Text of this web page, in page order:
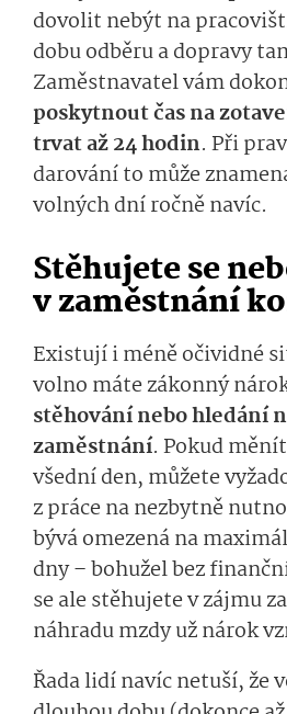
dovolit nebýt na
dobuodběrua dopravy
Zaměstnavatelvám
poskytnout čas na
trvataž 24 hodin. Při
darováníto může
volných dníročněnavíc­.
Stěhujete se
v zaměstnání
Existují i méně očividné
volno máte zákonný
stěhování nebo hledání
zaměstnání. Pokud
všední den, můžete
z práce na nezbytně
býváomezená na
dny– bohuželbez
se ale stěhujete v zájmu
náhradu mzdy už nárok
Řada lidínavícne­tuší, že v